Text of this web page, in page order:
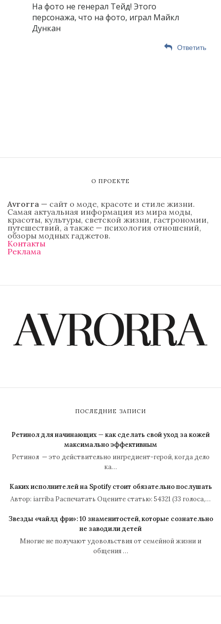
На фото не генерал Тейд! Этого
персонажа, что на фото, играл Майкл
Дункан
Ответить
О ПРОЕКТЕ
Avrorra — сайт о моде, красоте и стиле жизни.
Самая актуальная информация из мира моды,
красоты, культуры, светской жизни, гастрономии,
путешествий, а также — психология отношений,
обзоры модных гаджетов.
Контакты
Реклама
ПОСЛЕДНИЕ ЗАПИСИ
Ретинол для начинающих — как сделать свой уход за кожей
максимально эффективным
Ретинол — это действительно ингредиент-герой, когда дело
ка…
Каких исполнителей на Spotify стоит обязательно послушать
Автор: iarriba Распечатать Оцените статью: 54321 (33 голоса,…
Звезды «чайлд фри»: 10 знаменитостей, которые сознательно
не заводили детей
Многие не получают удовольствия от семейной жизни и
общения …